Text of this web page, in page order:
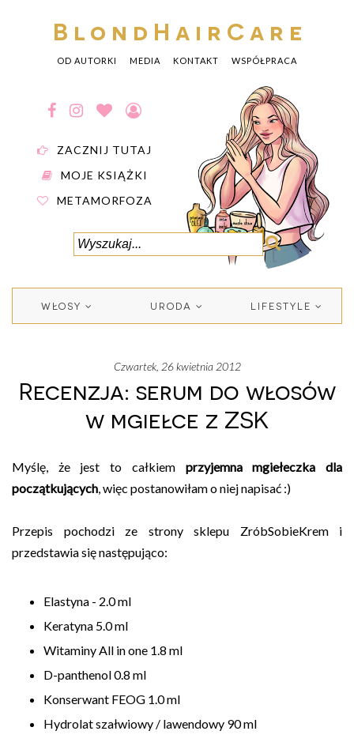
BlondHairCare
OD AUTORKI MEDIA KONTAKT WSPÓŁPRACA
ZACZNIJ TUTAJ
MOJE KSIĄŻKI
METAMORFOZA
WŁOSY URODA LIFESTYLE
czwartek, 26 kwietnia 2012
Recenzja: serum do włosów
w mgiełce z ZSK
Myślę, że jest to całkiem przyjemna mgiełeczka dla
początkujących , więc postanowiłam o niej napisać :)
Przepis pochodzi ze strony sklepu ZróbSobieKrem i
przedstawia się następująco:
Elastyna - 2.0 ml
Keratyna 5.0 ml
Witaminy All in one 1.8 ml
D-panthenol 0.8 ml
Konserwant FEOG 1.0 ml
Hydrolat szałwiowy / lawendowy 90 ml